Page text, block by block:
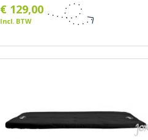
€ 129,00
Incl. BTW